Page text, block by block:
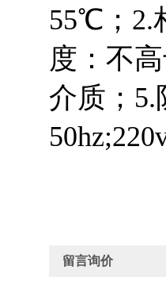
55℃；2.
度：不
介质；5.
留言询价